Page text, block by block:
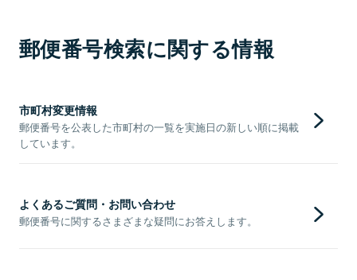
郵便番号検索に関する情報
市町村変更情報
郵便番号を公表した市町村の一覧を実施日の新しい順に掲載
しています。
よくあるご質問・お問い合わせ
郵便番号に関するさまざまな疑問にお答えします。